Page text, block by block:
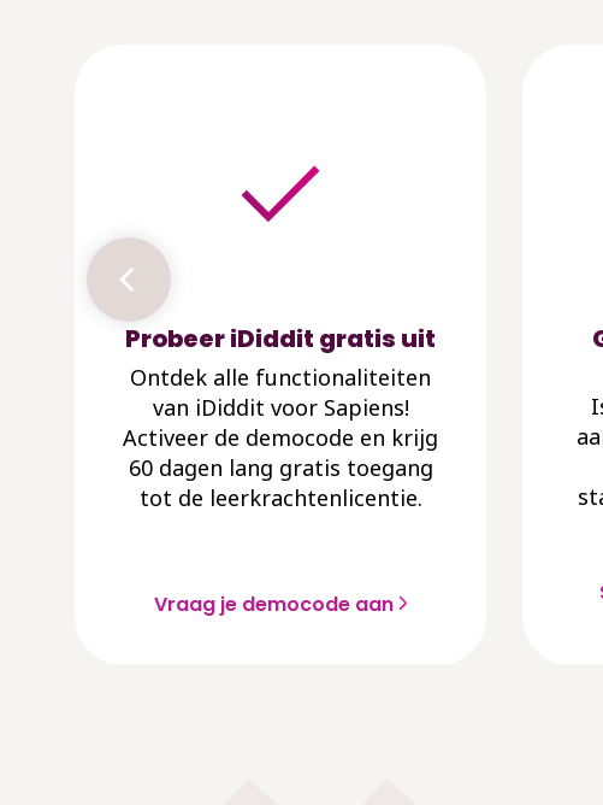
Probeer iDiddit gratis uit
Ontdek alle functionaliteiten
van iDiddit voor Sapiens!
Activeer de democode en krijg
60 dagen lang gratis toegang
tot de leerkrachtenlicentie.
Vraag je democode aan